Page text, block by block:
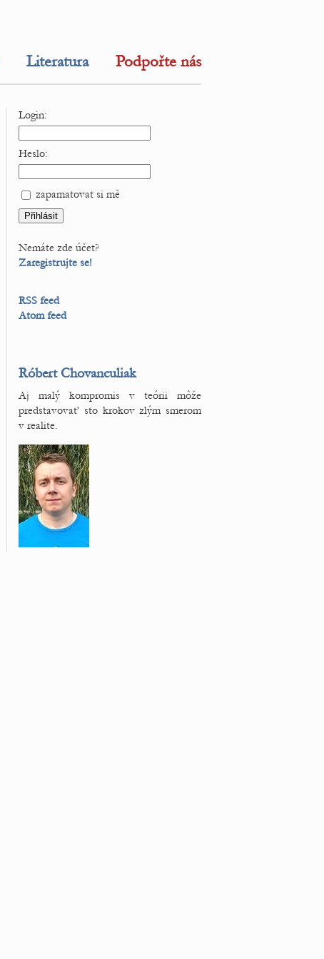
Literatura Podpořte nás
Login:
Heslo:
zapamatovat si mě
Nemáte zde účet?
Zaregistrujte se!
RSS feed
Atom feed
Róbert Chovanculiak
Aj malý kompromis v teórii môže
predstavovať sto krokov zlým smerom
v realite.